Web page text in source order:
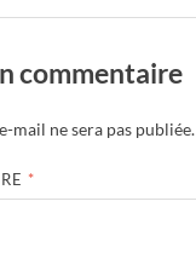
commentaire
mail ne sera pas publiée.
*